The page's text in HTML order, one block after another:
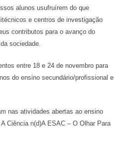
alunos usufruírem do que
e centros de investigação
contributos para o avanço do
sociedade.
entre 18 e 24 de novembro para
do ensino secundário/profissional e
nas atividades abertas ao ensino
Ciência n(d)A ESAC – O Olhar Para